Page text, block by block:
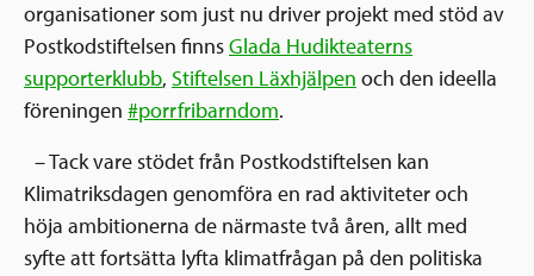
organisationer som just nu driver projekt med stöd av
Postkodstiftelsen finnsGlada Hudikteaterns
supporterklubb, Stiftelsen Läxhjälpen och den ideella
föreningen #porrfribarndom.
–Tack vare stödet från Postkodstiftelsen kan
Klimatriksdagen genomföra en rad aktiviteter och
höja ambitionerna de närmaste två åren, allt med
syfte att fortsätta lyfta klimatfrågan på den politiska